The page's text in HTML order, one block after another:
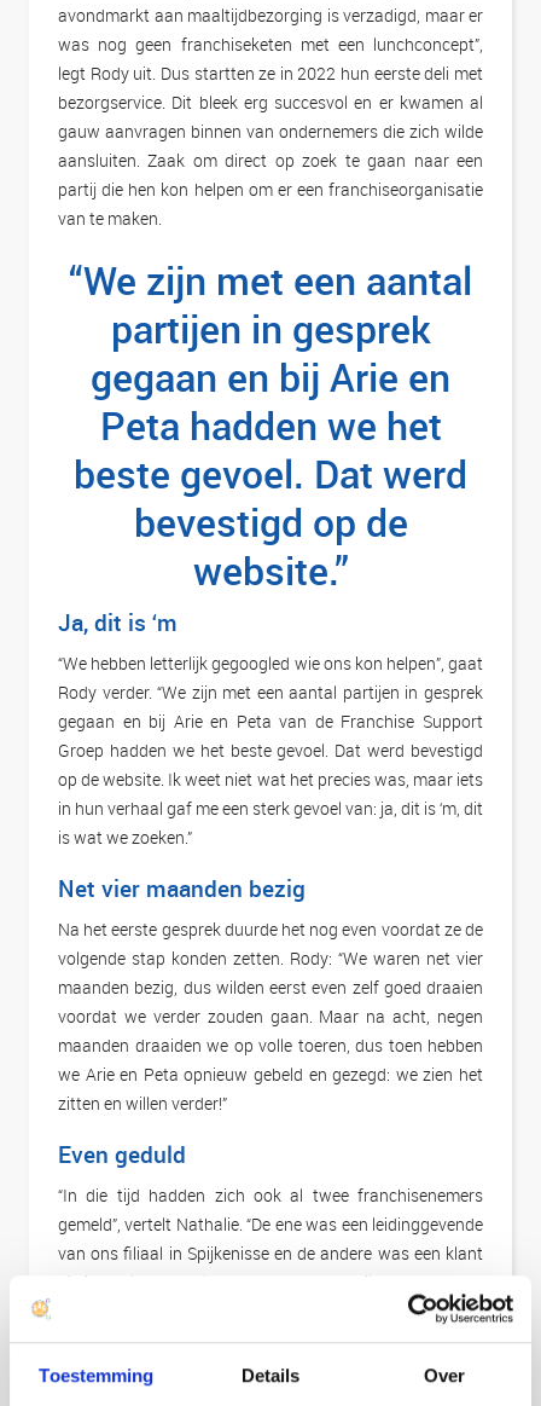
Toestemming Details Over
avondmarkt aan maaltijdbezorging is verzadigd, maar er
was nog geen franchiseketen met een lunchconcept”,
legt Rody uit. Dus startten ze in 2022 hun eerste deli met
bezorgservice. Dit bleek erg succesvol en er kwamen al
gauw aanvragen binnen van ondernemers die zich wilde
aansluiten. Zaak om direct op zoek te gaan naar een
partij die hen kon helpen om er een franchiseorganisatie
van te maken.
“We zijn met een aantal
partijen in gesprek
gegaan en bij Arie en
Peta hadden we het
beste gevoel. Dat werd
bevestigd op de
website.”
Ja, dit is ‘m
“We hebben letterlijk gegoogled wie ons kon helpen”, gaat
Rody verder. “We zijn met een aantal partijen in gesprek
gegaan en bij Arie en Peta van de Franchise Support
Groep hadden we het beste gevoel. Dat werd bevestigd
op de website. Ik weet niet wat het precies was, maar iets
in hun verhaal gaf me een sterk gevoel van: ja, dit is ‘m, dit
is wat we zoeken.”
Net vier maanden bezig
Na het eerste gesprek duurde het nog even voordat ze de
volgende stap konden zetten. Rody: “We waren net vier
maanden bezig, dus wilden eerst even zelf goed draaien
voordat we verder zouden gaan. Maar na acht, negen
maanden draaiden we op volle toeren, dus toen hebben
we Arie en Peta opnieuw gebeld en gezegd: we zien het
zitten en willen verder!”
Even geduld
“In die tijd hadden zich ook al twee franchisenemers
gemeld”, vertelt Nathalie. “De ene was een leidinggevende
van ons filiaal in Spijkenisse en de andere was een klant
die in Schiedam wel een Broadrunners wilde openen. We
hebben hen gevraagd om nog even driekwart jaar geduld
te hebben, zodat wij onze franchiseorganisatie goed op
poten konden zetten.”